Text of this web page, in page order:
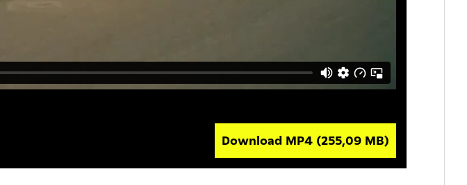
Download MP4 (255,09 MB)